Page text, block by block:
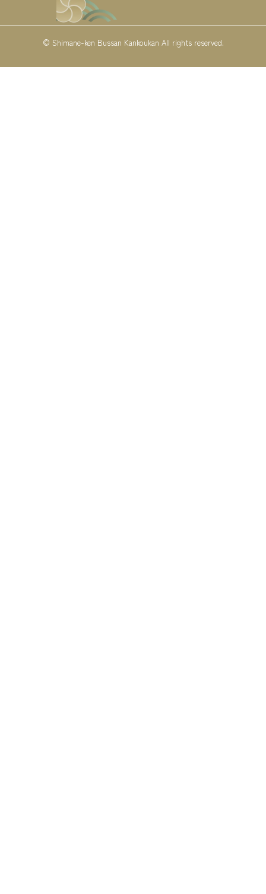
© Shimane-ken Bussan Kankoukan All rights reserved.